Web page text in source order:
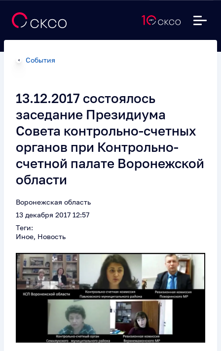
События
13.12.2017 состоялось
заседание Президиума
Совета контрольно-счетных
органов при Контрольно-
счетной палате Воронежской
области
Воронежская область
13 декабря 2017 12:57
Теги:
Иное, Новость